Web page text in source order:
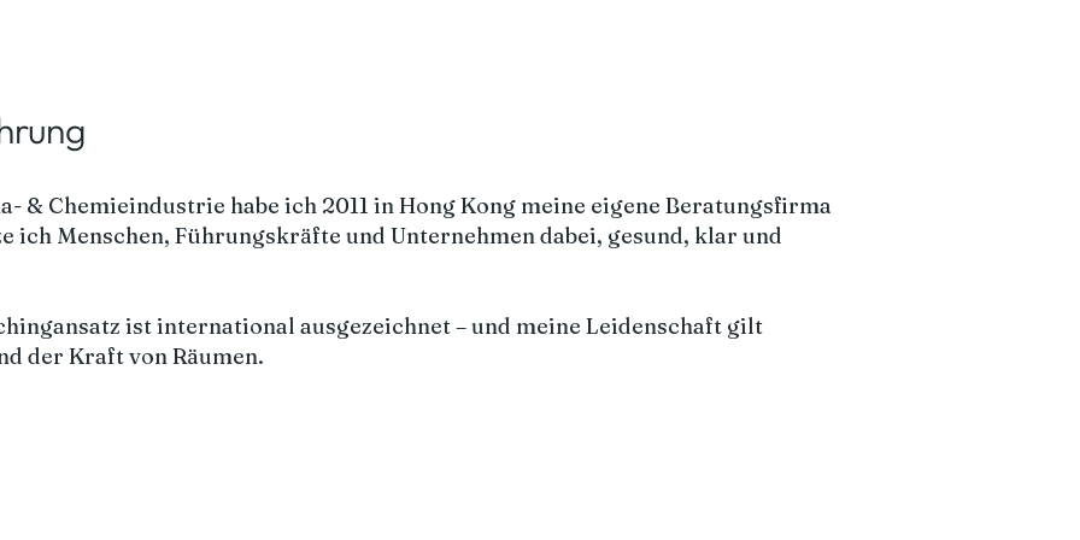
& Chemieindustrie habe ich 2011 in Hong Kong meine eigene Beratungsfirma
ich Menschen, Führungskräfte und Unternehmen dabei, gesund, klar und
ist international ausgezeichnet – und meine Leidenschaft gilt
der Kraft von Räumen.